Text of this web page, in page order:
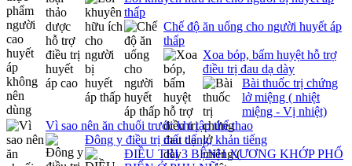
thấp
Chế độ ăn uống cho người huyết áp
thấp
Xoa bóp, bấm huyệt hỗ trợ
điều trị đau dạ dày
Bài thuốc trị chứng
lở miệng ( nhiệt
miệng - Vị nhiệt)
Vì sao nên ăn chuối trước khi tập thể thao
Đông y điều trị mất tiếng, khản tiếng
ĐIỀU TRỊ 3 BỆNH XƯƠNG KHỚP PHỔ